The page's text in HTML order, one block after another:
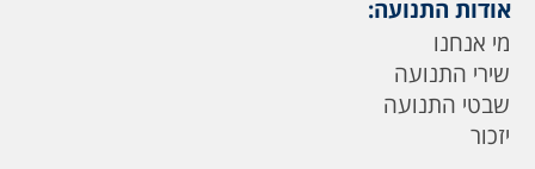
אודות התנועה:
מי אנחנו
שירי התנועה
שבטי התנועה
יזכור